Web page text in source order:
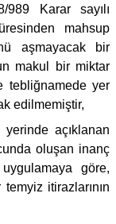
Karar sayılı
mahsup
aşmayacak bir
makul bir miktar
tebliğnamede yer
edilmemiştir,
açıklanan
oluşan inanç
göre,
itirazlarının